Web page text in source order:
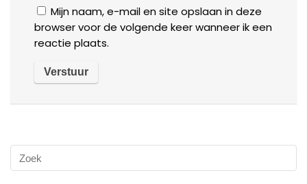
Mijn naam, e-mail en site opslaan in deze
browser voor de volgende keer wanneer ik een
reactie plaats.